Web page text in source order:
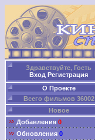
Здравствуйте, Гость
Вход Регистрация
О Проекте
Всего фильмов 36002
Новое
Добавления 0
Обновления 0